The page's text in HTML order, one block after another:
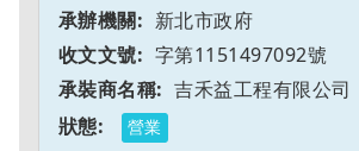
新北市政府
字第1151497092號
吉禾益工程有限公司
營業